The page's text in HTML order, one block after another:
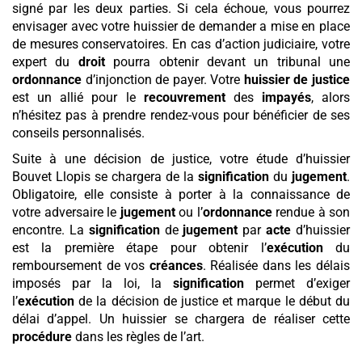
signé par les deux parties. Si cela échoue, vous pourrez
envisager avec votre huissier de demander a mise en place
de mesures conservatoires. En cas d’action judiciaire, votre
expert du droitpourra obtenir devant un tribunal une
ordonnance d’injonction de payer. Votre huissier de justice
est un allié pour le recouvrementdes impayés, alors
n’hésitez pas à prendre rendez-vous pour bénéficier de ses
conseils personnalisés.
Suite à une décision de justice, votre étude d’huissier
Bouvet Llopis se chargera de la signification du jugement.
Obligatoire, elle consiste à porter à la connaissance de
votre adversaire le jugementou l’ordonnancerendue à son
encontre. La significationde jugement paracte d’huissier
est la première étape pour obtenir l’exécutiondu
remboursement de vos créances. Réalisée dans les délais
imposés par la loi, la signification permet d’exiger
l’exécution de la décision de justice et marque le début du
délai d’appel. Un huissier se chargera de réaliser cette
procédure dans les règles de l’art.